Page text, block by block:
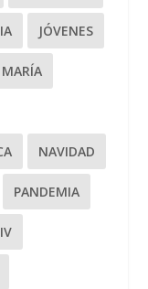
JÓVENES
MARÍA
NAVIDAD
PANDEMIA